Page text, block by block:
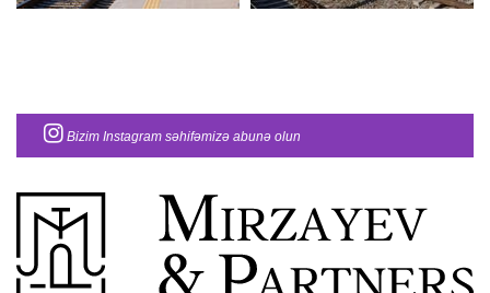
Bizim Instagram səhifəmizə abunə olun